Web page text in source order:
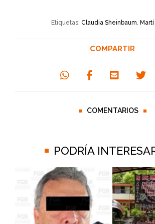
Etiquetas: Claudia Sheinbaum,
COMPARTIR
COMENTARIOS
PODRÍA